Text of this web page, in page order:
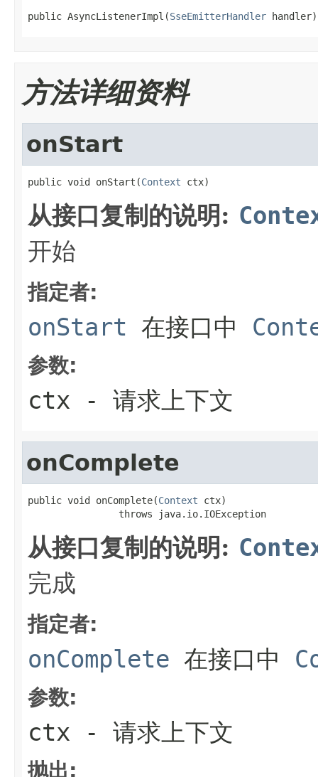
public AsyncListenerImpl(SseEmitterHandler handler)
方法详细资料
onStart
public void onStart(Context ctx)
从接口复制的说明:
开始
指定者:
onStart 在接口中
参数:
ctx - 请求上下文
onComplete
public void onComplete(Context ctx)
                throws java.io.IOException
从接口复制的说明:
完成
指定者:
onComplete 在接口中
参数:
ctx - 请求上下文
抛出: